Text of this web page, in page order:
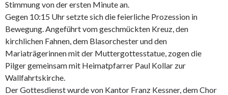
Stimmung von der ersten Minute an.
Gegen 10:15 Uhr setzte sich die feierliche Prozession in
Bewegung. Angeführt vom geschmückten Kreuz, den
kirchlichen Fahnen, dem Blasorchester und den
Mariaträgerinnen mit der Muttergottesstatue, zogen die
Pilger gemeinsam mit Heimatpfarrer Paul Kollar zur
Wallfahrtskirche.
Der Gottesdienst wurde von Kantor Franz Kessner, dem Chor